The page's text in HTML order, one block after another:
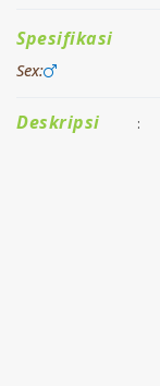
Spesifikasi
Sex:
Deskripsi :